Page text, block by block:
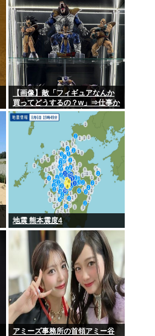
【画像】敵「フィギュアなんか
買ってどうするの？w」⇒仕事か
ら疲れて帰ってきて家にこんな
棚があったら疲れが吹き飛ぶだ
地震 熊本震度4
アミーズ事務所の首領アミー谷